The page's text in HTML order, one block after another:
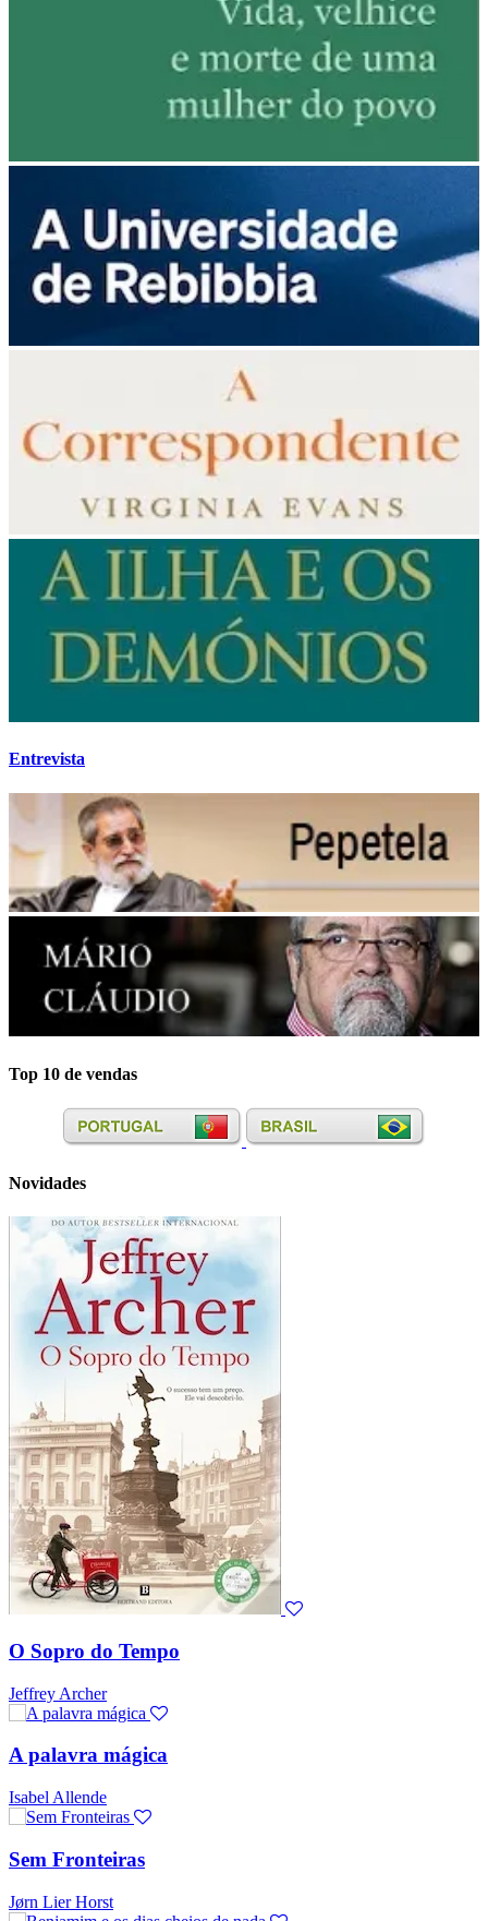
Entrevista
Top 10 de vendas
Novidades
O Sopro do Tempo
Jeffrey Archer
A palavra mágica
Isabel Allende
Sem Fronteiras
Jørn Lier Horst